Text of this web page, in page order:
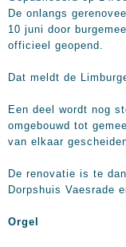
De onlangs
10 juni door
officieel geopend.
Dat meldt de
Een deel wordt nog
omgebouwd tot
van elkaar
De renovatie is te
Dorpshuis Vaesrade
Orgel